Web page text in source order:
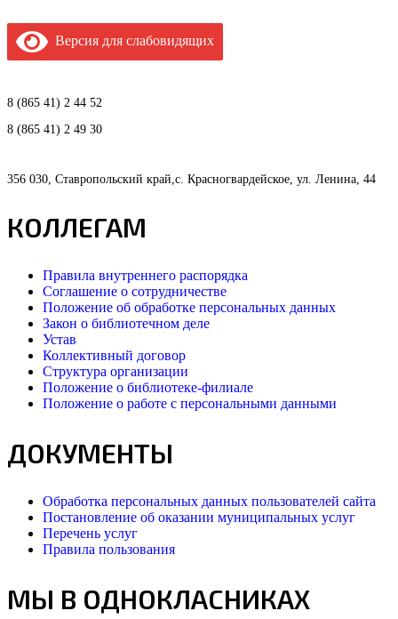
Версия для слабовидящих
8 (865 41) 2 44 52
8 (865 41) 2 49 30
356 030, Ставропольский край,с. Красногвардейское, ул. Ленина, 44
КОЛЛЕГАМ
Правила внутреннего распорядка
Соглашение о сотрудничестве
Положение об обработке персональных данных
Закон о библиотечном деле
Устав
Коллективный договор
Структура организации
Положение о библиотеке-филиале
Положение о работе с персональными данными
ДОКУМЕНТЫ
Обработка персональных данных пользователей сайта
Постановление об оказании муниципальных услуг
Перечень услуг
Правила пользования
МЫ В ОДНОКЛАСНИКАХ